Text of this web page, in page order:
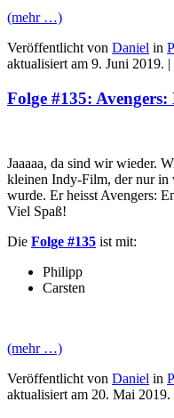
(mehr …)
Veröffentlicht von Daniel in
aktualisiert am 9. Juni 2019. |
Folge #135: Avengers:
Jaaaaa, da sind wir wieder.
kleinen Indy-Film, der nur in
wurde. Er heisst Avengers:
Viel Spaß!
Die Folge #135 ist mit:
Philipp
Carsten
(mehr …)
Veröffentlicht von Daniel in
aktualisiert am 20. Mai 2019.